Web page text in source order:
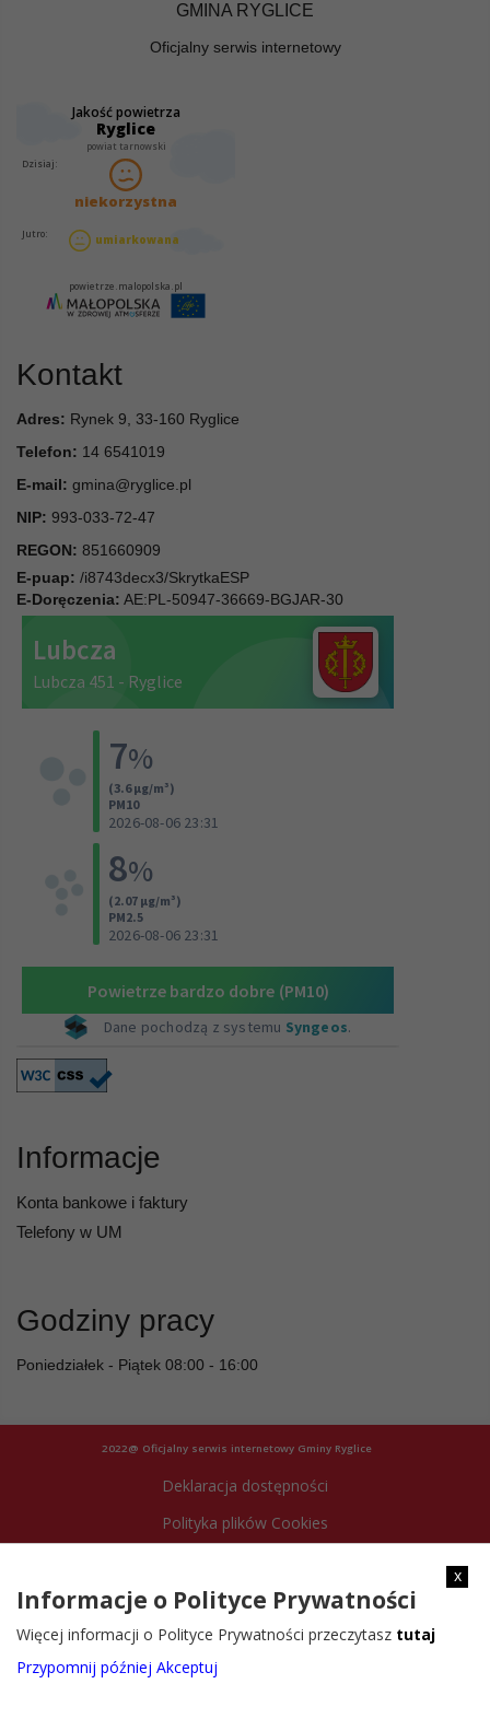
GMINA RYGLICE
Oficjalny serwis internetowy
Kontakt
Adres: Rynek 9, 33-160 Ryglice
Telefon: 14 6541019
E-mail: gmina@ryglice.pl
NIP: 993-033-72-47
REGON: 851660909
E-puap: /i8743decx3/SkrytkaESP
E-Doręczenia: AE:PL-50947-36669-BGJAR-30
Informacje
Konta bankowe i faktury
Telefony w UM
Godziny pracy
Poniedziałek - Piątek 08:00 - 16:00
2022@ Oficjalny serwis internetowy Gminy Ryglice
Deklaracja dostępności
Polityka plików Cookies
x
Informacje o Polityce Prywatności
Więcej informacji o Polityce Prywatności przeczytasz tutaj
Przypomnij później Akceptuj